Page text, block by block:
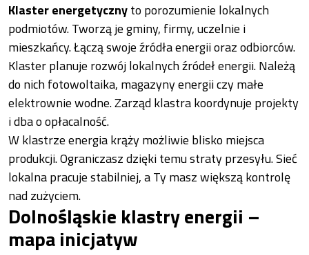
Klaster energetycznyto porozumienie lokalnych
podmiotów. Tworzą je gminy, firmy, uczelnie i
mieszkańcy. Łączą swoje źródła energii oraz odbiorców.
Klaster planuje rozwój lokalnych źródeł energii. Należą
do nich fotowoltaika, magazyny energii czy małe
elektrownie wodne. Zarząd klastra koordynuje projekty
i dba o opłacalność.
W klastrze energia krąży możliwie blisko miejsca
produkcji. Ograniczasz dzięki temu straty przesyłu. Sieć
lokalna pracuje stabilniej, a Ty masz większą kontrolę
nad zużyciem.
Dolnośląskie klastry energii –
mapa inicjatyw